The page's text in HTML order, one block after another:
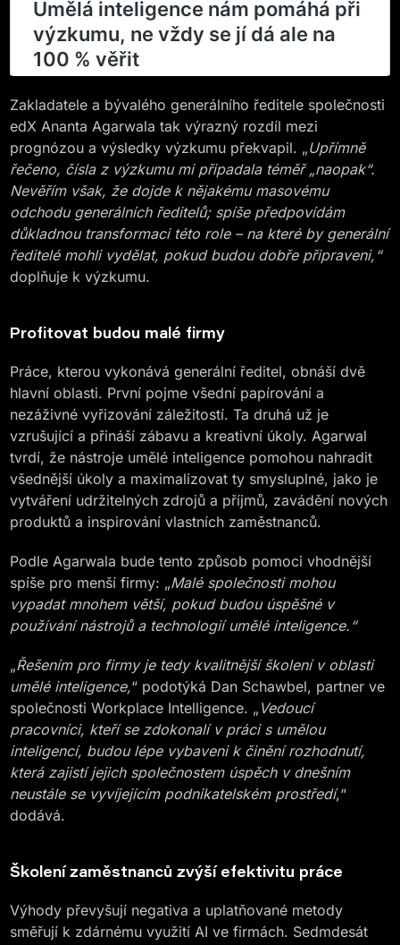
Zakladatele a bývalého generálního ředitele společnosti
edX Ananta Agarwala tak výrazný rozdíl mezi
prognózou a výsledky výzkumu překvapil. „Upřímně
řečeno, čísla z výzkumu mi připadala téměř „naopak“.
Nevěřím však, že dojde k nějakému masovému
odchodu generálních ředitelů; spíše předpovídám
důkladnou transformaci této role – na které by generální
ředitelé mohli vydělat, pokud budou dobře připraveni,“
doplňuje k výzkumu.
Profitovat budou malé firmy
Práce, kterou vykonává generální ředitel, obnáší dvě
hlavní oblasti. První pojme všední papírování a
nezáživné vyřizování záležitostí. Ta druhá už je
vzrušující a přináší zábavu a kreativní úkoly. Agarwal
tvrdí, že nástroje umělé inteligence pomohou nahradit
všednější úkoly a maximalizovat ty smysluplné, jako je
vytváření udržitelných zdrojů a příjmů, zavádění nových
produktů a inspirování vlastních zaměstnanců.
Podle Agarwala bude tento způsob pomoci vhodnější
spíše pro menší firmy: „Malé společnosti mohou
vypadat mnohem větší, pokud budou úspěšnév
používání nástrojů a technologií umělé inteligence.“
„Řešením pro firmy je tedy kvalitnějšíškolení v oblasti
umělé inteligence,“ podotýká Dan Schawbel, partner ve
společnosti Workplace Intelligence. „ Vedoucí
pracovníci, kteříse zdokonalí v práci s umělou
inteligencí, budou lépe vybaveni k činěnírozhodnutí,
která zajistí jejich společnostem úspěch v dnešním
neustále se vyvíjejícím podnikatelském prostředí,“
dodává.
Školení zaměstnanců zvýší efektivitu práce
Výhody převyšují negativa a uplatňované metody
směřují k zdárnému využití AI ve firmách. Sedmdesát